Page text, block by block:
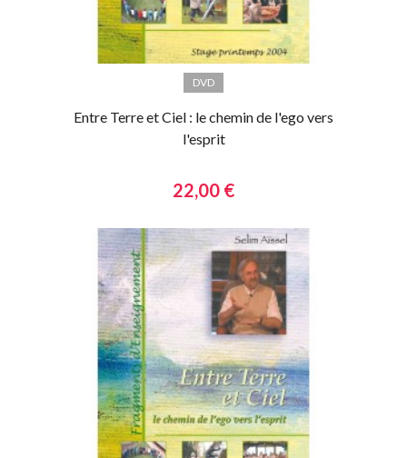
DVD
Entre Terre et Ciel : le chemin de l'ego vers
l'esprit
22,00 €